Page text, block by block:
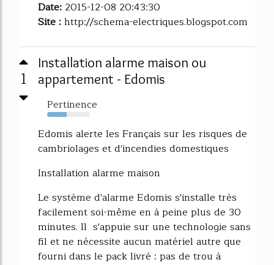
Date: 2015-12-08 20:43:30
Site :http://schema-electriques.blogspot.com
1
Installation alarme maison ou
appartement - Edomis
Pertinence
46%
Edomis alerte les Français sur les risques de
cambriolages et d'incendies domestiques
Installation alarme maison
Le système d'alarme Edomis s'installe très
facilement soi-même en à peine plus de 30
minutes. Il s'appuie sur une technologie sans
fil et ne nécessite aucun matériel autre que
fourni dans le pack livré : pas de trou à